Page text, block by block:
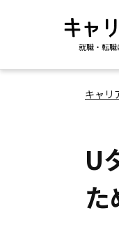
就職・転
キャリ
U
た